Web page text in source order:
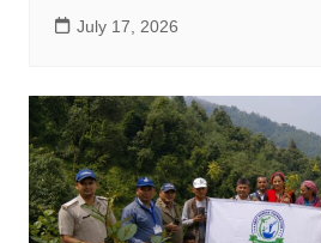
July 17, 2026